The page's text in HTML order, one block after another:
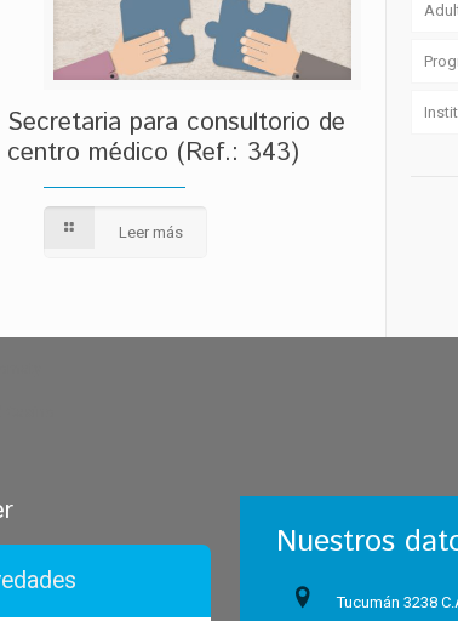
Secretaria para consultorio de
centro médico (Ref.: 343)
Leer más
Nuestros
Tucumán 3238